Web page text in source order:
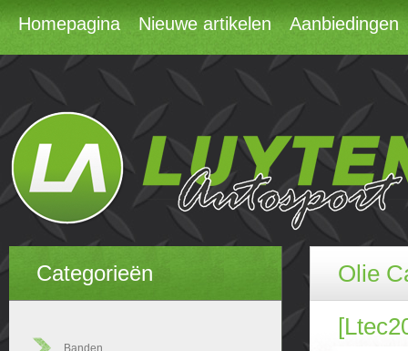
Homepagina Nieuwe artikelen Aanbiedingen
Categorieën
Banden
Olie